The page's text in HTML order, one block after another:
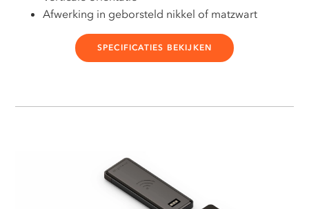
Afwerking in geborsteld nikkel of matzwart
SPECIFICATIES BEKIJKEN